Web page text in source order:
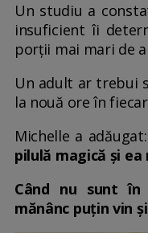
Un studiu a
insuficient îi
porții mai mari de
Un adult ar trebui
la nouă ore în
Michelle a adăugat:
pilulă magică și ea
Când nu sunt
mănânc puțin vin